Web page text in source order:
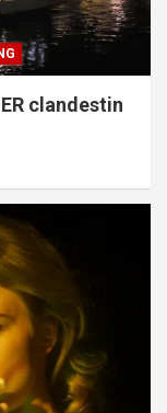
clandestin